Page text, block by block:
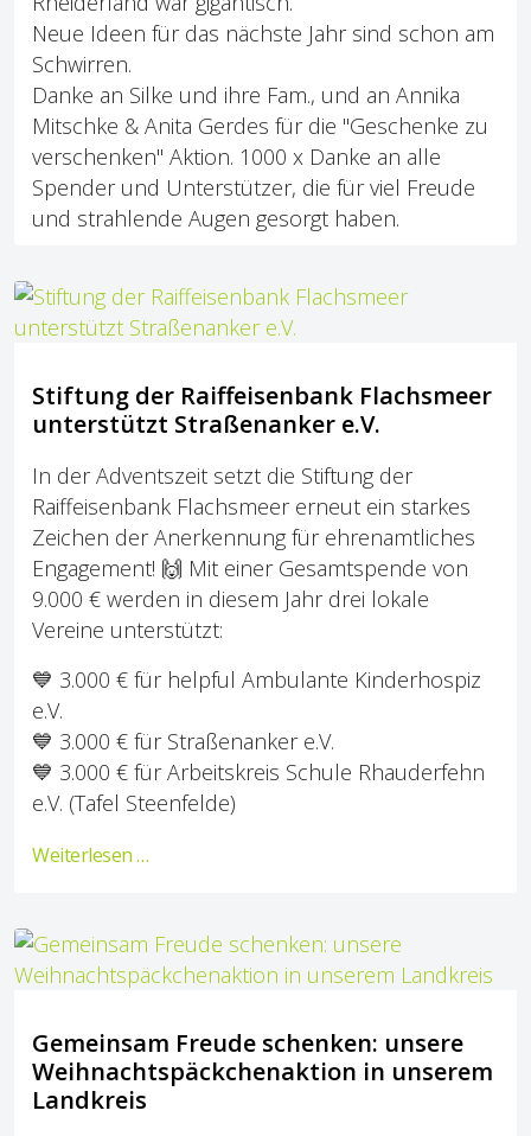
Neue Ideen für das nächste Jahr sind schon am
Schwirren.
Danke an Silke und ihre Fam., und an Annika
Mitschke & Anita Gerdes für die "Geschenke zu
verschenken" Aktion. 1000 x Danke an alle
Spender und Unterstützer, die für viel Freude
und strahlende Augen gesorgt haben.
Stiftung der Raiffeisenbank Flachsmeer
unterstützt Straßenanker e.V.
In der Adventszeit setzt die Stiftung der
Raiffeisenbank Flachsmeer erneut ein starkes
Zeichen der Anerkennung für ehrenamtliches
Engagement! 🙌 Mit einer Gesamtspende von
9.000 € werden in diesem Jahr drei lokale
Vereine unterstützt:
💙 3.000 € für helpful Ambulante Kinderhospiz
e.V.
💙 3.000 € für Straßenanker e.V.
💙 3.000 € für Arbeitskreis Schule Rhauderfehn
e.V. (Tafel Steenfelde)
Weiterlesen …
Gemeinsam Freude schenken: unsere
Weihnachtspäckchenaktion in unserem
Landkreis